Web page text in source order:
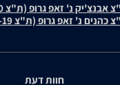
נ' זאפ גרופ (ת"צ 23008-08-20)
נ' זאפ גרופ (ת"צ 60371-12-19)
חוות דעת